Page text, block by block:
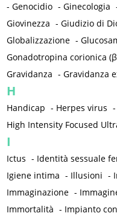
-Genocidio -Ginecologia
Giovinezza -Giudizio di
Globalizzazione -
Gonadotropina corionica
Gravidanza -Gravidanza
H
Handicap - Herpes virus -
High Intensity Focused
I
Ictus - Identità sessuale
Igiene intima - Illusioni -
Immaginazione -
Immortalità - Impianto